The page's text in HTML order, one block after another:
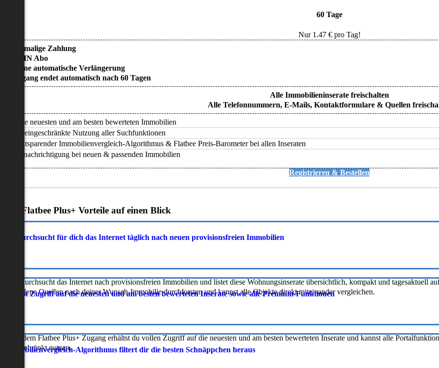
60 Tage
Nur 1.47€ pro Tag!
• Einmalige Zahlung
• KEIN Abo
• Keine automatische Verlängerung
• Zugang endet automatisch nach 60 Tagen
Alle Immobilieninserate freischalten
Alle Telefonnummern, E-Mails, Kontaktformulare & Quellen
Alle neuesten und am besten bewerteten Immobilien
Uneingeschränkte Nutzung aller Suchfunktionen
Zeitsparender Immobilienvergleich-Algorithmus & Flatbee Preis-Barometer bei allen Inseraten
Benachrichtigung bei neuen & passenden Immobilien
Registrieren & Bestellen
Flatbee Plus+ Vorteile auf einen Blick
durchsucht für dich das Internet täglich nach neuen provisionsfreien Immobilien
durchsucht das Internet nach provisionsfreien Immobilien und listet diese Wohnungsinserate übersichtlich, kompakt und tagesaktuell
Quellen nach deiner Wunsch-Immobilie durchforsten und kannst alle Objekte direkt miteinander vergleichen.
erhältst Zugriff auf die neuesten und am besten bewerteten Inserate sowie alle Premium-Funktionen
mit dem Flatbee Plus+ Zugang erhältst du vollen Zugriff auf die neuesten und am besten bewerteten Inserate und kannst alle
nutzen.
Immobilienvergleich-Algorithmus filtert dir die besten Schnäppchen heraus